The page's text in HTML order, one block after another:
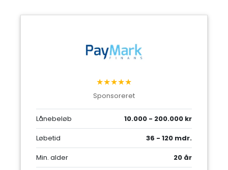
★★★★★
Sponsoreret
Lånebeløb
10.000 - 200.000 kr
Løbetid
36 - 120 mdr.
Min. alder
20 år